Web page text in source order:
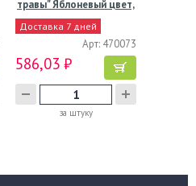
травы" Яблоневый цвет,
…
Доставка 7 дней
Арт: 470073
586,03 ₽
за штуку